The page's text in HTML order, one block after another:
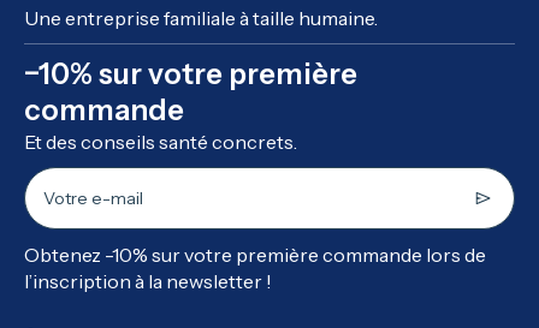
Une entreprise familiale à taille humaine.
−10% sur votre première
commande
Et des conseils santé concrets.
Votre e-mail
Obtenez -10% sur votre première commande lors de
l’inscription à la newsletter !